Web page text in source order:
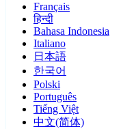
Français
हिन्दी
Bahasa Indonesia
Italiano
日本語
한국어
Polski
Português
Tiếng Việt
中文(简体)